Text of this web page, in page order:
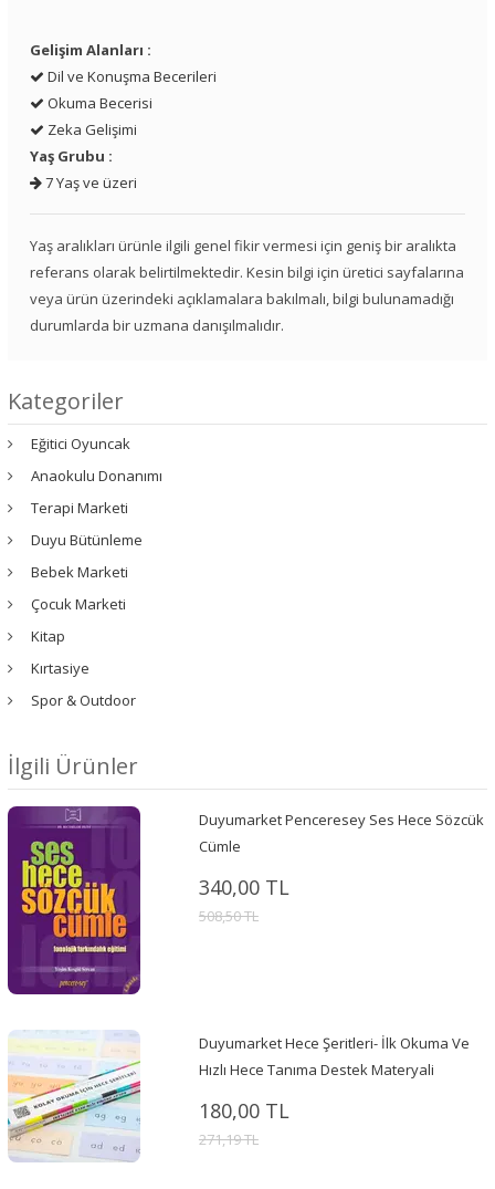
Gelişim Alanları :
Dil ve Konuşma Becerileri
Okuma Becerisi
Zeka Gelişimi
Yaş Grubu :
7 Yaş ve üzeri
Yaş aralıkları ürünle ilgili genel fikir vermesi için geniş bir aralıkta
referans olarak belirtilmektedir. Kesin bilgi için üretici sayfalarına
veya ürün üzerindeki açıklamalara bakılmalı, bilgi bulunamadığı
durumlarda bir uzmana danışılmalıdır.
Kategoriler
Eğitici Oyuncak
Anaokulu Donanımı
Terapi Marketi
Duyu Bütünleme
Bebek Marketi
Çocuk Marketi
Kitap
Kırtasiye
Spor & Outdoor
İlgili Ürünler
Duyumarket Penceresey Ses Hece Sözcük
Cümle
340,00 TL
508,50 TL
Duyumarket Hece Şeritleri- İlk Okuma Ve
Hızlı Hece Tanıma Destek Materyali
180,00 TL
271,19 TL